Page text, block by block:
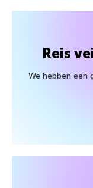
Reis
We hebben een